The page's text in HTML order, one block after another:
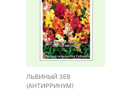
ЛЬВИНЫЙ ЗЕВ
(АНТИРРИНУМ)